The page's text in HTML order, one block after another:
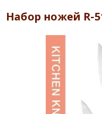
Набор ножей R-